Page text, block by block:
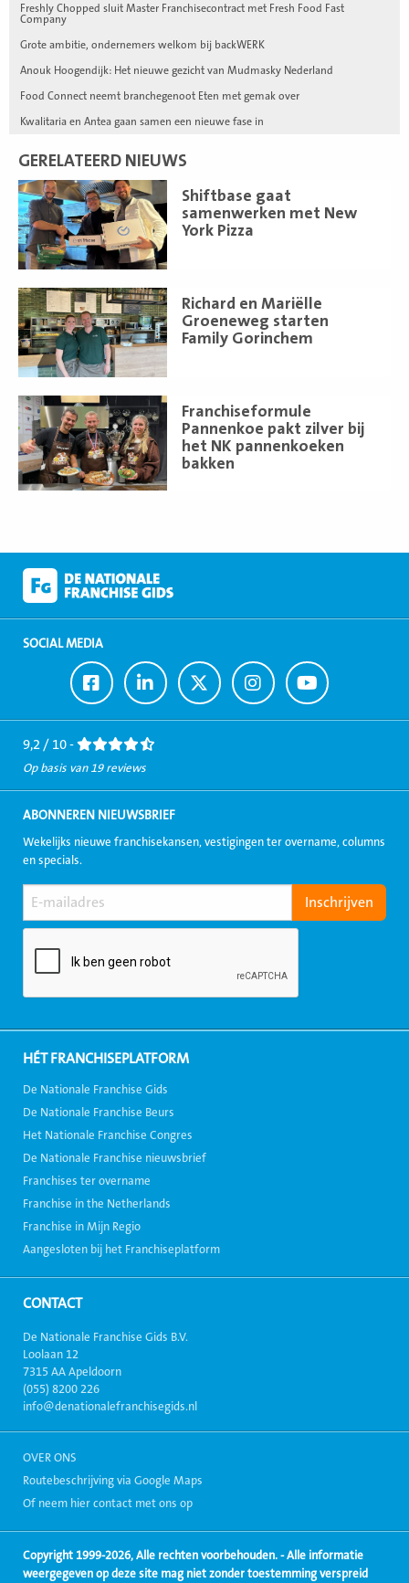
Freshly Chopped sluit Master Franchisecontract met Fresh Food Fast
Company
Grote ambitie, ondernemers welkom bij backWERK
Anouk Hoogendijk: Het nieuwe gezicht van Mudmasky Nederland
Food Connect neemt branchegenoot Eten met gemak over
Kwalitaria en Antea gaan samen een nieuwe fase in
GERELATEERD NIEUWS
Shiftbase gaat
samenwerken met New
York Pizza
Lees
meer
Richard en Mariëlle
Groeneweg starten
Family Gorinchem
Lees
meer
Franchiseformule
Pannenkoe pakt zilver bij
het NK pannenkoeken
bakken
Lees
meer
SOCIAL MEDIA
Ga
naar
Facebook
Ga
naar
LinkedIn
Ga
naar
Twitter
Ga
naar
Instagram
Ga
naar
Youtube
9,2 / 10 -
Op basis van 19 reviews
ABONNEREN NIEUWSBRIEF
Wekelijks nieuwe franchisekansen, vestigingen ter overname, columns
en specials.
HÉT FRANCHISEPLATFORM
De Nationale Franchise Gids
De Nationale Franchise Beurs
Het Nationale Franchise Congres
De Nationale Franchise nieuwsbrief
Franchises ter overname
Franchise in the Netherlands
Franchise in Mijn Regio
Aangesloten bij het Franchiseplatform
CONTACT
De Nationale Franchise Gids B.V.
Loolaan 12
7315 AA Apeldoorn
(055) 8200 226
info@denationalefranchisegids.nl
OVER ONS
Routebeschrijving via Google Maps
Of neem hier contact met ons op
Copyright 1999-2026, Alle rechten voorbehouden. - Alle informatie
weergegeven op deze site mag niet zonder toestemming verspreid